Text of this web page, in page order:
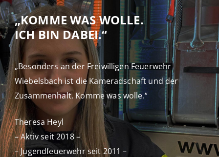
„KOMME WAS WOLLE.
ICH BIN DABEI.“
„Besonders an der Freiwilligen Feuerwehr
Wiebelsbach ist die Kameradschaft und der
Zusammenhalt. Komme was wolle.“
Theresa Heyl
– Aktiv seit 2018 –
– Jugendfeuerwehr seit 2011 –